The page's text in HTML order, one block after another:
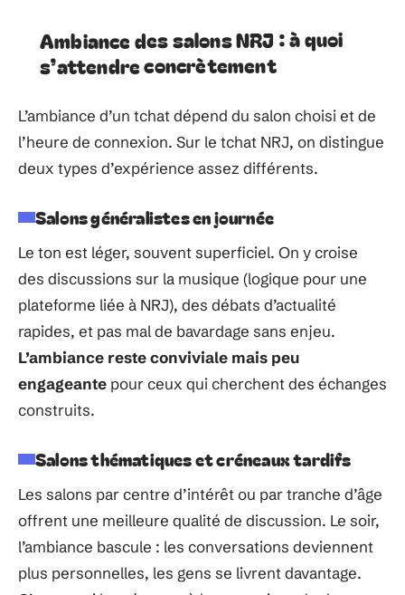
Ambiance des salons NRJ : à quoi
s’attendre concrètement
L’ambiance d’un tchat dépend du salon choisi et de
l’heure de connexion. Sur le tchat NRJ, on distingue
deux types d’expérience assez différents.
Salons généralistes en journée
Le ton est léger, souvent superficiel. On y croise
des discussions sur la musique (logique pour une
plateforme liée à NRJ), des débats d’actualité
rapides, et pas mal de bavardage sans enjeu.
L’ambiance reste conviviale mais peu
engageante pour ceux qui cherchent des échanges
construits.
Salons thématiques et créneaux tardifs
Les salons par centre d’intérêt ou par tranche d’âge
offrent une meilleure qualité de discussion. Le soir,
l’ambiance bascule : les conversations deviennent
plus personnelles, les gens se livrent davantage.